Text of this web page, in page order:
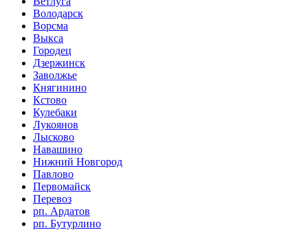
Володарск
Ворсма
Выкса
Городец
Дзержинск
Заволжье
Княгинино
Кстово
Кулебаки
Лукоянов
Лысково
Навашино
Нижний Новгород
Павлово
Первомайск
Перевоз
рп. Ардатов
рп. Бутурлино